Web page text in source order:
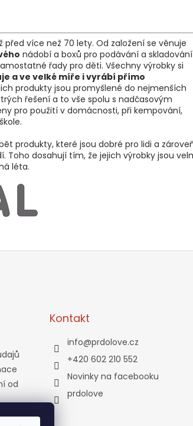
před více než 70 lety. Od založení se věnuje
nádobí a boxů pro podávání a skladování
řady pro děti. Všechny výrobky si
a ve velké míře i vyrábí přímo
produkty jsou promyšlené do nejmenších
řešení a to vše spolu s nadčasovým
pro použití v domácnosti, při kempování,
produkty, které jsou dobré pro lidi a
Toho dosahují tím, že jejich výrobky jsou
léta.
od
Kontakt
info@prdolove.cz
+420 602 210 552
Novinky na facebooku
prdolove